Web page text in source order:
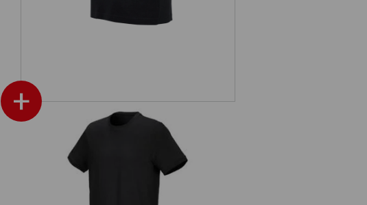
+
e.s. T-Shirt cotton stretch, long fit